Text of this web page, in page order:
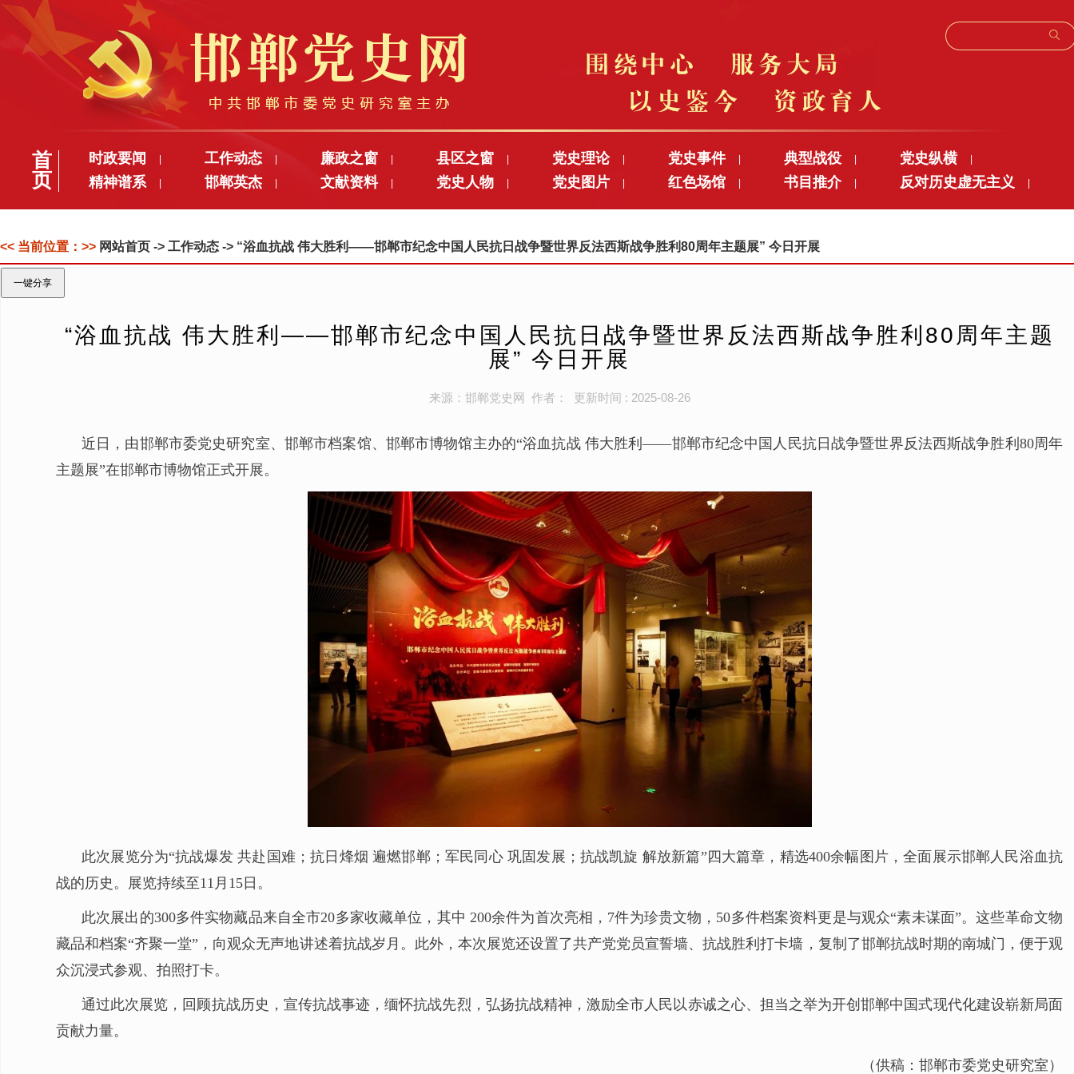
首
页
时政要闻 工作动态 廉政之窗 县区之窗 党史理论 党史事件 典型战役 党史纵横
精神谱系 邯郸英杰 文献资料 党史人物 党史图片 红色场馆 书目推介 反对历史虚无主义
<< 当前位置：>> 网站首页 -> 工作动态 -> “浴血抗战 伟大胜利——邯郸市纪念中国人民抗日战争暨世界反法西斯战争胜利80周年主题展” 今日开展
一键分享
“浴血抗战 伟大胜利——邯郸市纪念中国人民抗日战争暨世界反法西斯战争胜利80周年主题
展” 今日开展
来源：邯郸党史网 作者： 更新时间 : 2025-08-26
近日，由邯郸市委党史研究室、邯郸市档案馆、邯郸市博物馆主办的“浴血抗战 伟大胜利——邯郸市纪念中国人民抗日战争暨世界反法西斯战争胜利80周年
主题展”在邯郸市博物馆正式开展。
此次展览分为“抗战爆发 共赴国难；抗日烽烟 遍燃邯郸；军民同心 巩固发展；抗战凯旋 解放新篇” 四大篇章，精选400余幅图片，全面展示邯郸人民浴血抗
战的历史。展览持续至11月15 日。
此次展出的300多件实物藏品来自全市20多家收藏单位，其中 200余件为首次亮相，7件为珍贵文物，50多件档案资料更是与观众“素未谋面”。这些革命文物
藏品和档案“齐聚一堂”，向观众无声地讲述着抗战岁月。此外，本次展览还设置了共产党党员宣誓墙、抗战胜利打卡墙，复制了邯郸抗战时期的南城门，便于观
众沉浸式参观、拍照打卡。
通过此次展览，回顾抗战历史，宣传抗战事迹，缅怀抗战先烈，弘扬抗战精神，激励全市人民以赤诚之心、担当之举为开创邯郸中国式现代化建设崭新局面
贡献力量。
（供稿：邯郸市委党史研究室）